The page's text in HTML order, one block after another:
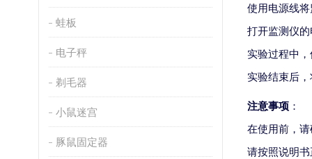
蛙板
电子秤
剃毛器
小鼠迷宫
豚鼠固定器
使用电源线
打开监测仪
实验过程中
实验结束后
注意事项 ：
在使用前，
请按照说明